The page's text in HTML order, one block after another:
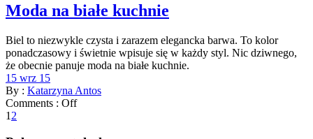
Moda na białe kuchnie
Biel to niezwykle czysta i zarazem elegancka barwa. To kolor
ponadczasowy i świetnie wpisuje się w każdy styl. Nic dziwnego,
że obecnie panuje moda na białe kuchnie.
15 wrz 15
By : Katarzyna Antos
Comments : Off
1 2